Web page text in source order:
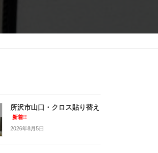
所沢市山口・クロス貼り替え
新着!!
2026年8月5日